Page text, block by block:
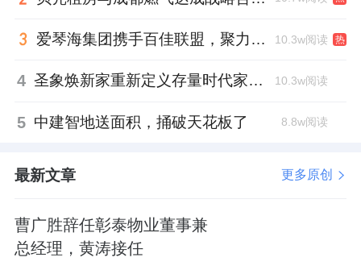
爱琴海集团携手百佳联盟，聚力共拓存量商业新赛道 10.3w阅读 热
4 圣象焕新家重新定义存量时代家居升级逻辑，筑牢说换就换的底气！ 10.3w阅读
5 中建智地送面积，捅破天花板了 8.8w阅读
最新文章 更多原创
曹广胜辞任彰泰物业董事兼
总经理，黄涛接任